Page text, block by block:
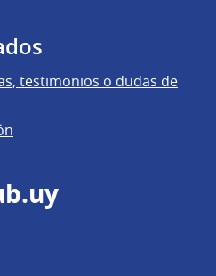
testimonios o dudas de